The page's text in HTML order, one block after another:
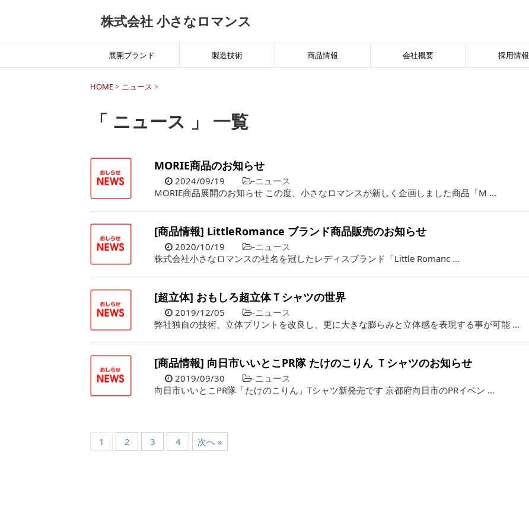
株式会社 小さなロマンス
展開ブランド 製造技術 商品情報 会社概要 採用情報
HOME> ニュース >
「 ニュース 」 一覧
MORIE商品のお知らせ
2024/09/19 -ニュース
MORIE商品展開のお知らせ この度、小さなロマンスが新しく企画しました商品「M …
[商品情報] LittleRomance ブランド商品販売のお知らせ
2020/10/19 -ニュース
株式会社小さなロマンスの社名を冠したレディスブランド「Little Romanc …
[超立体] おもしろ超立体Ｔシャツの世界
2019/12/05 -ニュース
弊社独自の技術、立体プリントを改良し、更に大きな膨らみと立体感を表現する事が可能 …
[商品情報] 向日市いいとこPR隊 たけのこりん Ｔシャツのお知らせ
2019/09/30 -ニュース
向日市いいとこPR隊「たけのこりん」Tシャツ新発売です 京都府向日市のPRイベン …
1 2 3 4 次へ »